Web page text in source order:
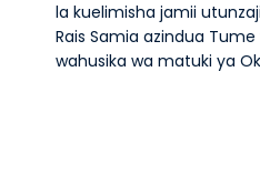
la kuelimisha jamii
Rais Samia azindua
wahusika wa matuki ya